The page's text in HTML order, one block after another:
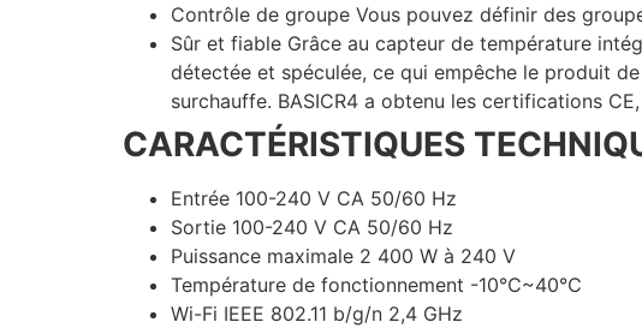
Contrôle de groupe Vous pouvez définir des
Sûr et fiable Grâce au capteur de température
détectée et spéculée, ce qui empêche le produit
surchauffe. BASICR4 a obtenu les certifications
CARACTÉRISTIQUES
Entrée 100-240 V CA 50/60 Hz
Sortie 100-240 V CA 50/60 Hz
Puissance maximale 2 400 W à 240 V
Température de fonctionnement -10℃~40℃
Wi-Fi IEEE 802.11 b/g/n 2,4 GHz